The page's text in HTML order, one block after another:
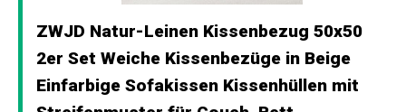
ZWJD Natur-Leinen Kissenbezug 50x50
2er Set Weiche Kissenbezüge in Beige
Einfarbige Sofakissen Kissenhüllen mit